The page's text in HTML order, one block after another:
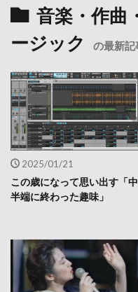
音楽・作曲
ージック
の最新記
2025/01/21
この歳になって思い出す「
半端に終わった趣味」